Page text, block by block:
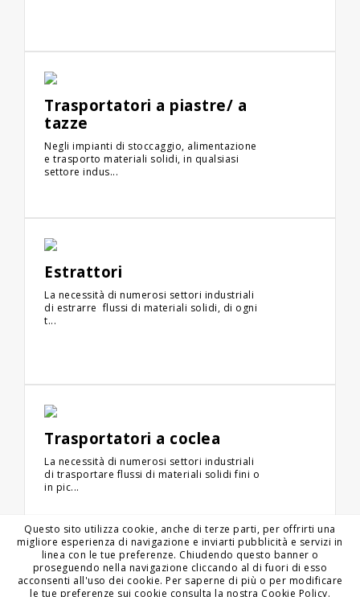
Trasportatori a piastre/ a
tazze
Negli impianti di stoccaggio, alimentazione
e trasporto materiali solidi, in qualsiasi
settore indus...
Estrattori
La necessità di numerosi settori industriali
di estrarre flussi di materiali solidi, di ogni
t...
Trasportatori a coclea
La necessità di numerosi settori industriali
di trasportare flussi di materiali solidi fini o
in pic...
Questo sito utilizza cookie, anche di terze parti, per offrirti una
migliore esperienza di navigazione e inviarti pubblicità e servizi in
linea con le tue preferenze. Chiudendo questo banner o
proseguendo nella navigazione cliccando al di fuori di esso
acconsenti all'uso dei cookie. Per saperne di più o per modificare
le tue preferenze sui cookie consulta la nostra Cookie Policy.